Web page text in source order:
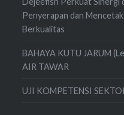
Penyerapan dan
Berkualitas
BAHAYA KUTU JARUM
AIR TAWAR
UJI KOMPETENSI